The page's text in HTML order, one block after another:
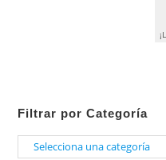
Filtrar por Categoría
Selecciona